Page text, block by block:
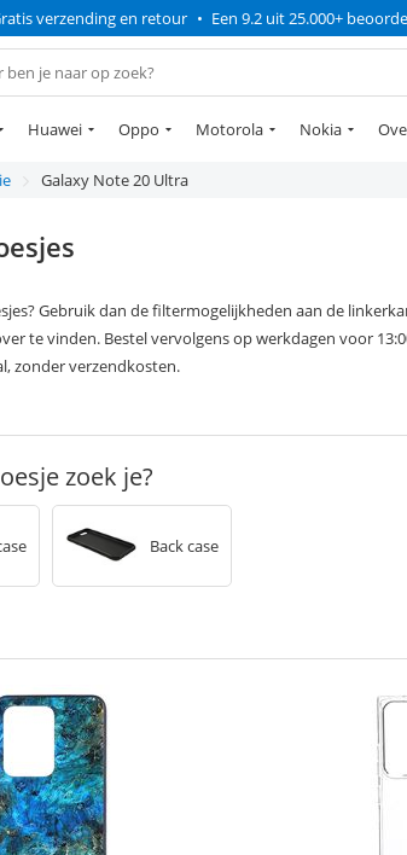
verzending en retour • Een 9.2 uit 25.000+
Huawei Oppo Motorola Nokia
Galaxy Note 20 Ultra
Gebruik dan de filtermogelijkheden aan de
te vinden. Bestel vervolgens op werkdagen voor
zonder verzendkosten.
zoek je?
Back case